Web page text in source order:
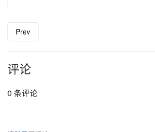
Prev
评论
0 条评论